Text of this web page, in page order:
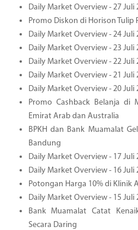
Daily Market Overview - 27 Juli
Promo Diskon di Horison Tulip
Daily Market Overview - 24 Juli
Daily Market Overview - 23 Juli
Daily Market Overview - 22 Juli
Daily Market Overview - 21 Juli
Daily Market Overview - 20 Juli
Promo Cashback Belanja di
Emirat Arab dan Australia
BPKH dan Bank Muamalat
Bandung
Daily Market Overview - 17 Juli
Daily Market Overview - 16 Juli
Potongan Harga 10% di Klinik
Daily Market Overview - 15 Juli
Bank Muamalat Catat
Secara Daring